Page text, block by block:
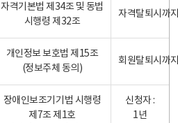
자격기본법 제34조 및 동법
시행령 제32조
자격탈퇴시까
개인정보 보호법 제15조
(정보주체 동의)
회원탈퇴시까
장애인보조기기법 시행령
제7조 제1호
신청자 :
1년